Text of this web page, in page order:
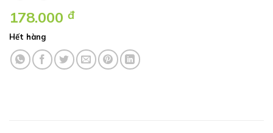
178.000 đ
Hết hàng